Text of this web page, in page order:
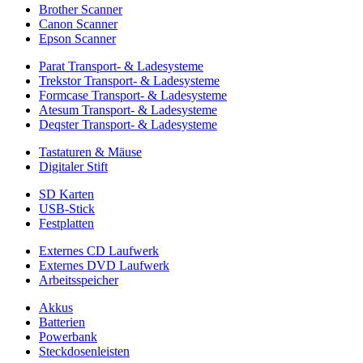
Brother Scanner
Canon Scanner
Epson Scanner
Parat Transport- & Ladesysteme
Trekstor Transport- & Ladesysteme
Formcase Transport- & Ladesysteme
Atesum Transport- & Ladesysteme
Deqster Transport- & Ladesysteme
Tastaturen & Mäuse
Digitaler Stift
SD Karten
USB-Stick
Festplatten
Externes CD Laufwerk
Externes DVD Laufwerk
Arbeitsspeicher
Akkus
Batterien
Powerbank
Steckdosenleisten